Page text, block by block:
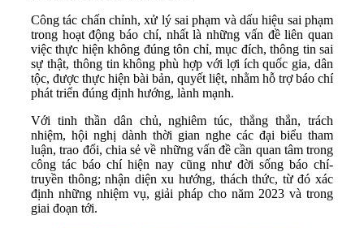
Công tác chấn chỉnh, xử lý sai phạm và dấu hiệu sai phạm
trong hoạt động báo chí, nhất là những vấn đề liên quan
việc thực hiện không đúng tôn chỉ, mục đích, thông tin sai
sự thật, thông tin không phù hợp với lợi ích quốc gia, dân
tộc, được thực hiện bài bản, quyết liệt, nhằm hỗ trợ báo chí
phát triển đúng định hướng, lành mạnh.
Với tinh thần dân chủ, nghiêm túc, thẳng thắn, trách
nhiệm, hội nghị dành thời gian nghe các đại biểu tham
luận, trao đổi, chia sẻ về những vấn đề cần quan tâm trong
công tác báo chí hiện nay cũng như đời sống báo chí-
truyền thông; nhận diện xu hướng, thách thức, từ đó xác
định những nhiệm vụ, giải pháp cho năm 2023 và trong
giai đoạn tới.